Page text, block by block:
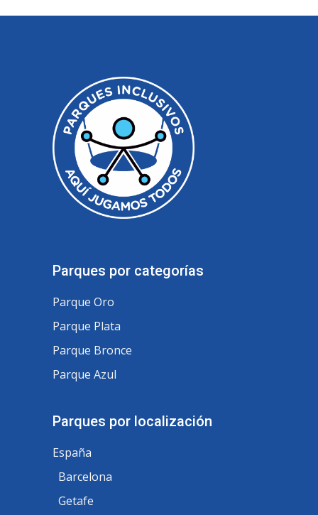
Parques por categorías
Parque Oro
Parque Plata
Parque Bronce
Parque Azul
Parques por localización
España
Barcelona
Getafe